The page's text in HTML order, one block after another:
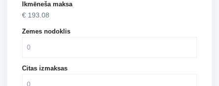
Ikmēneša maksa
€ 193.08
Zemes nodoklis
Citas izmaksas